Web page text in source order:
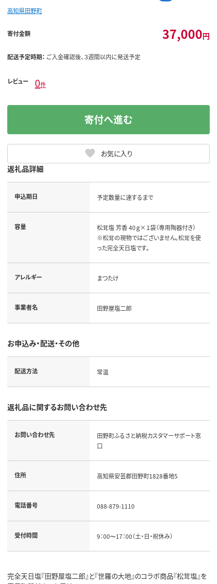
高知県田野町
寄付金額 37,000円
配送予定時期： ご入金確認後、３週間以内に発送予定
レビュー 0件
お気に入り
寄付へ進む
返礼品詳細
申込期日 予定数量に達するまで
容量
松茸塩 芳香 40ｇ×１袋（専用陶器付き）
※松茸の現物ではございません。松茸を使
った完全天日塩です。
アレルギー まつたけ
事業者名 田野屋塩二郎
お申込み・配送・その他
配送方法 常温
返礼品に関するお問い合わせ先
お問い合わせ先
田野町ふるさと納税カスタマーサポート窓
口
住所 高知県安芸郡田野町1828番地5
電話番号 088-879-1110
受付時間 9：00〜17：00（土・日・祝休み）
完全天日塩『田野屋塩二郎』と『世羅の大地』のコラボ商品『松茸塩』を